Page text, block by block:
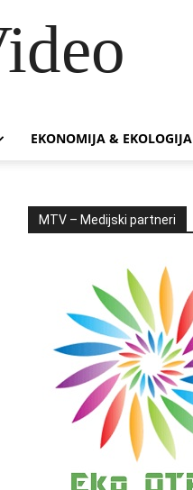
EKONOMIJA & EKOLOGIJA
MTV – Medijski partneri